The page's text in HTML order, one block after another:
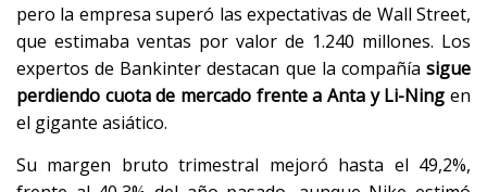
pero la empresa superó las expectativas de Wall Street,
que estimaba ventas por valor de 1.240 millones. Los
expertos de Bankinter destacan que la compañía sigue
perdiendo cuota de mercado frente a Anta y Li-Ning en
el gigante asiático.
Su margen bruto trimestral mejoró hasta el 49,2%,